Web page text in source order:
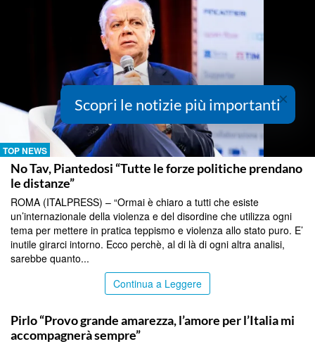
TOP NEWS
No Tav, Piantedosi “Tutte le forze politiche prendano
le distanze”
ROMA (ITALPRESS) – “Ormai è chiaro a tutti che esiste
un’internazionale della violenza e del disordine che utilizza ogni
tema per mettere in pratica teppismo e violenza allo stato puro. E’
inutile girarci intorno. Ecco perchè, al di là di ogni altra analisi,
sarebbe quanto...
Continua a Leggere
Pirlo “Provo grande amarezza, l’amore per l’Italia mi
accompagnerà sempre”
×
Scopri le notizie più importanti